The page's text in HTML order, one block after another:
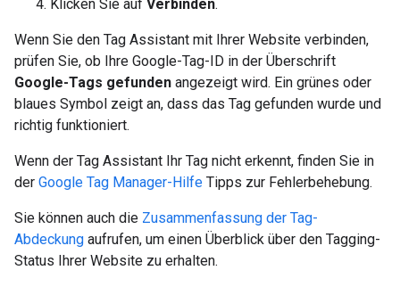
Klicken Sie auf Verbinden.
Wenn Sie den Tag Assistant mit Ihrer Website verbinden,
prüfen Sie, ob Ihre Google-Tag-ID in der Überschrift
Google-Tags gefunden angezeigt wird. Ein grünes oder
blaues Symbol zeigt an, dass das Tag gefunden wurde und
richtig funktioniert.
Wenn der Tag Assistant Ihr Tag nicht erkennt, finden Sie in
der Google Tag Manager-Hilfe Tipps zur Fehlerbehebung.
Sie können auch die Zusammenfassung der Tag-
Abdeckung aufrufen, um einen Überblick über den Tagging-
Status Ihrer Website zu erhalten.